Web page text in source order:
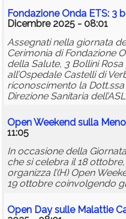
Fondazione Onda ETS: 3
Dicembre 2025 - 08:01
Assegnati nella giornata
Cerimonia di Fondazione
della Salute, 3 Bollini
all’Ospedale Castelli di
riconoscimento la
Direzione Sanitaria
Open Weekend sulla
11:05
In occasione della
che si celebra il 18
organizza l’(H) Open
19 ottobre coinvolgendo
Open Day sulle Malattie